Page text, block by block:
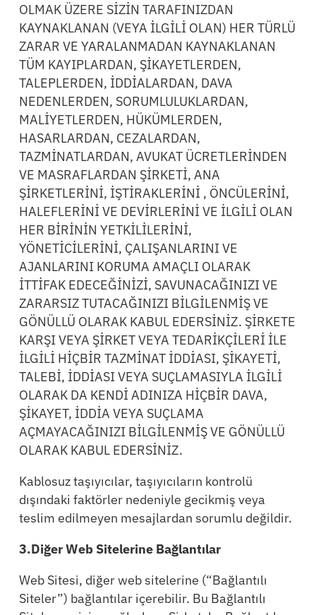
OLMAK ÜZERE SİZİN TARAFINIZDAN
KAYNAKLANAN (VEYA İLGİLİ OLAN) HER TÜRLÜ
ZARAR VE YARALANMADAN KAYNAKLANAN
TÜM KAYIPLARDAN, ŞİKAYETLERDEN,
TALEPLERDEN, İDDİALARDAN, DAVA
NEDENLERDEN, SORUMLULUKLARDAN,
MALİYETLERDEN, HÜKÜMLERDEN,
HASARLARDAN, CEZALARDAN,
TAZMİNATLARDAN, AVUKAT ÜCRETLERİNDEN
VE MASRAFLARDAN ŞİRKETİ, ANA
ŞİRKETLERİNİ, İŞTİRAKLERİNİ , ÖNCÜLERİNİ,
HALEFLERİNİ VE DEVİRLERİNİ VE İLGİLİ OLAN
HER BİRİNİN YETKİLİLERİNİ,
YÖNETİCİLERİNİ, ÇALIŞANLARINI VE
AJANLARINI KORUMA AMAÇLI OLARAK
İTTİFAK EDECEĞİNİZİ, SAVUNACAĞINIZI VE
ZARARSIZ TUTACAĞINIZI BİLGİLENMİŞ VE
GÖNÜLLÜ OLARAK KABUL EDERSİNİZ. ŞİRKETE
KARŞI VEYA ŞİRKET VEYA TEDARİKÇİLERİ İLE
İLGİLİ HİÇBİR TAZMİNAT İDDİASI, ŞİKAYETİ,
TALEBİ, İDDİASI VEYA SUÇLAMASIYLA İLGİLİ
OLARAK DA KENDİ ADINIZA HİÇBİR DAVA,
ŞİKAYET, İDDİA VEYA SUÇLAMA
AÇMAYACAĞINIZI BİLGİLENMİŞ VE GÖNÜLLÜ
OLARAK KABUL EDERSİNİZ.
Kablosuz taşıyıcılar, taşıyıcıların kontrolü
dışındaki faktörler nedeniyle gecikmiş veya
teslim edilmeyen mesajlardan sorumlu değildir.
3.Diğer Web Sitelerine Bağlantılar
Web Sitesi, diğer web sitelerine (“Bağlantılı
Siteler”) bağlantılar içerebilir. Bu Bağlantılı